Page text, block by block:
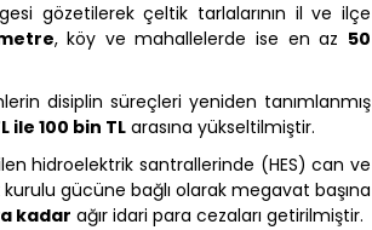
gözetilerek çeltik tarlalarının il ve ilçe
, köy ve mahallelerde ise en az 50
disiplin süreçleri yeniden tanımlanmış
ile 100 bin TL arasına yükseltilmiştir.
hidroelektrik santrallerinde (HES) can ve
gücüne bağlı olarak megavat başına
kadar ağır idari para cezaları getirilmiştir.